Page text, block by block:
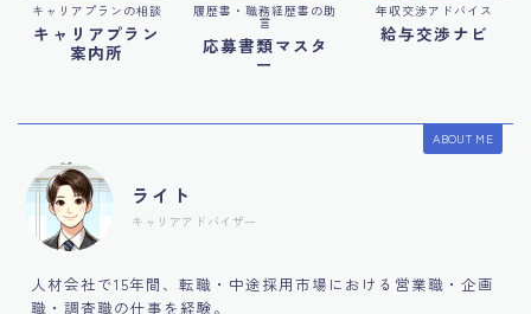
キャリアプランの相談
キャリアプラン
案内所
履歴書・職務経歴書の助
言
応募書類マスタ
ー
年収交渉アドバイス
給与交渉ナビ
ABOUT ME
ライト
キャリアアドバイザー
人材会社で15年間、転職・中途採用市場における営業職・企画
職・調査職の仕事を経験。